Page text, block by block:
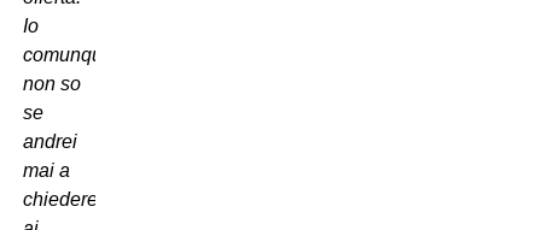
Io
comunque
non so
se
andrei
mai a
chiedere